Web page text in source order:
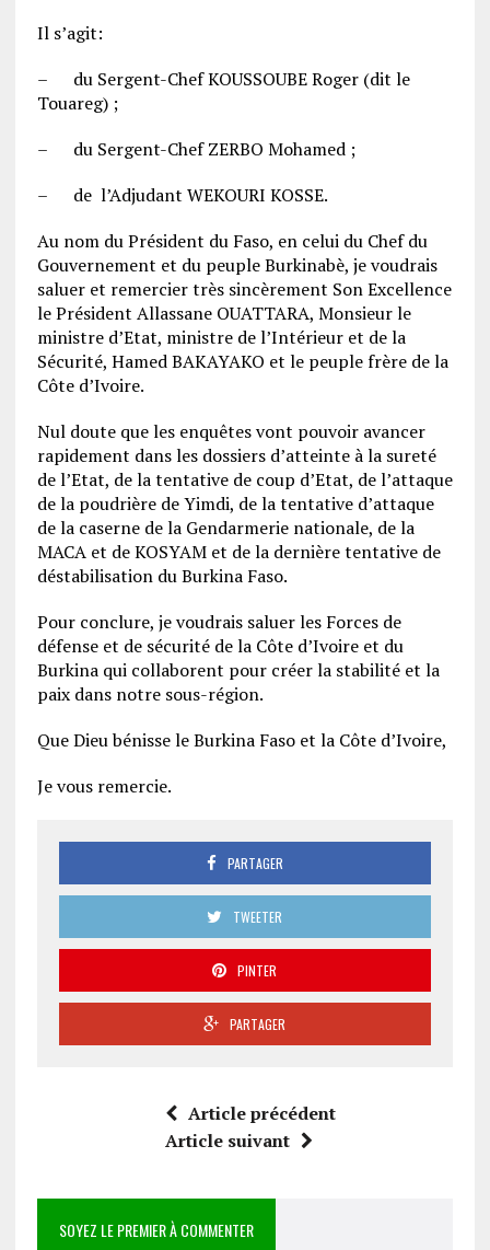
Il s’agit:
– du Sergent-Chef KOUSSOUBE Roger (dit le
Touareg) ;
– du Sergent-Chef ZERBO Mohamed ;
– de l’Adjudant WEKOURI KOSSE.
Au nom du Président du Faso, en celui du Chef du
Gouvernement et du peuple Burkinabè, je voudrais
saluer et remercier très sincèrement Son Excellence
le Président Allassane OUATTARA, Monsieur le
ministre d’Etat, ministre de l’Intérieur et de la
Sécurité, Hamed BAKAYAKO et le peuple frère de la
Côte d’Ivoire.
Nul doute que les enquêtes vont pouvoir avancer
rapidement dans les dossiers d’atteinte à la sureté
de l’Etat, de la tentative de coup d’Etat, de l’attaque
de la poudrière de Yimdi, de la tentative d’attaque
de la caserne de la Gendarmerie nationale, de la
MACA et de KOSYAM et de la dernière tentative de
déstabilisation du Burkina Faso.
Pour conclure, je voudrais saluer les Forces de
défense et de sécurité de la Côte d’Ivoire et du
Burkina qui collaborent pour créer la stabilité et la
paix dans notre sous-région.
Que Dieu bénisse le Burkina Faso et la Côte d’Ivoire,
Je vous remercie.
PARTAGER
TWEETER
PINTER
PARTAGER
Article précédent
Article suivant
SOYEZ LE PREMIER À COMMENTER